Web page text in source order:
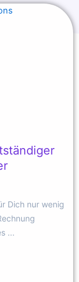
Dich nur wenig
...